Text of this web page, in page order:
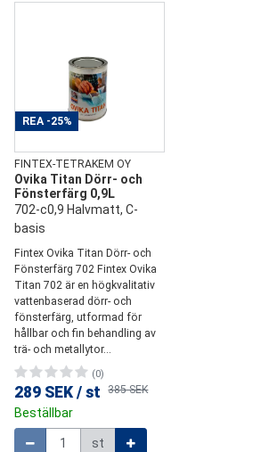
REA -25%
FINTEX-TETRAKEM OY
Ovika Titan Dörr- och
Fönsterfärg 0,9L
702-c0,9 Halvmatt, C-
basis
Fintex Ovika Titan Dörr- och
Fönsterfärg 702 Fintex Ovika
Titan 702 är en högkvalitativ
vattenbaserad dörr- och
fönsterfärg, utformad för
hållbar och fin behandling av
trä- och metallytor...
(0)
289 SEK /st 385 SEK
Beställbar
Mängd
st